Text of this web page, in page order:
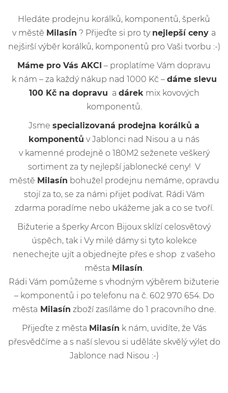
Hledáte prodejnu korálků, komponentů, šperků
v městě Milasín ? Přijeďte si pro ty nejlepší ceny a
nejširší výběr korálků, komponentů pro Vaši tvorbu :-)
Máme pro Vás AKCI – proplatíme Vám dopravu
k nám – za každý nákup nad 1000 Kč – dáme slevu
100 Kč na dopravu a dárek mix kovových
komponentů.
Jsme specializovaná prodejna korálků a
komponentů v Jablonci nad Nisou a u nás
v kamenné prodejně o 180M2 seženete veškerý
sortiment za ty nejlepší jablonecké ceny! V
městě Milasín bohužel prodejnu nemáme, opravdu
stojí za to, se za námi přijet podívat. Rádi Vám
zdarma poradíme nebo ukážeme jak a co se tvoří.
Bižuterie a šperky Arcon Bijoux sklízí celosvětový
úspěch, tak i Vy milé dámy si tyto kolekce
nenechejte ujít a objednejte přes e shop z vašeho
města Milasín
Rádi Vám pomůžeme s vhodným výběrem bižuterie
– komponentů i po telefonu na č. 602 970 654. Do
města Milasín zboží zasíláme do 1 pracovního dne.
Přijeďte z města Milasín k nám, uvidíte, že Vás
přesvědčíme a s naší slevou si uděláte skvělý výlet do
Jablonce nad Nisou :-)